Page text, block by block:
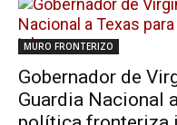
MURO FRONTERIZO
Gobernador de
Guardia Nacional